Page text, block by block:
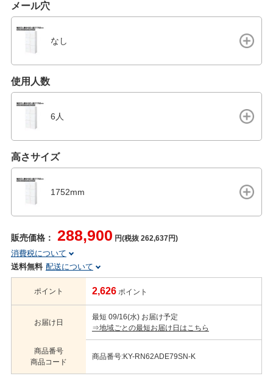
メール穴
なし
使用人数
6人
高さサイズ
1752mm
販売価格： 288,900 円(税抜 262,637円)
消費税について
送料無料 配送について
ポイント 2,626 ポイント
お届け日
最短 09/16(水) お届け予定
⇒地域ごとの最短お届け日はこちら
商品番号
商品コード
商品番号:KY-RN62ADE79SN-K